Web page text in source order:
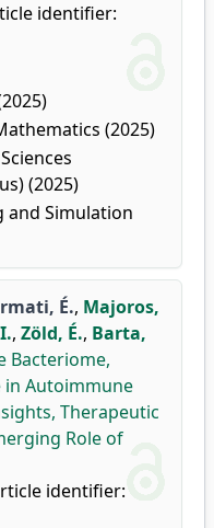
identifier:
(2025)
(2025)
Simulation
É., Majoros,
, Zöld, É., Barta,
Bacteriome,
in Autoimmune
Therapeutic
Role of
identifier: